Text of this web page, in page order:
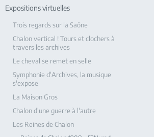
Expositions virtuelles
Trois regards sur la Saône
Chalon vertical ! Tours et clochers à
travers les archives
Le cheval se remet en selle
Symphonie d'Archives, la musique
s'expose
La Maison Gros
Chalon d'une guerre à l'autre
Les Reines de Chalon